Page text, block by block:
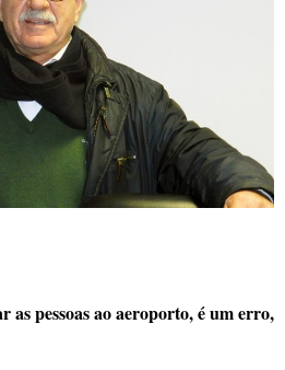
as pessoas ao aeroporto, é um erro,